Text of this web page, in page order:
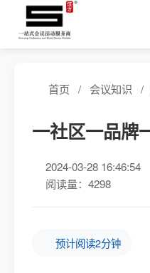
首页 / 会议知识 /
一社区一品牌
2024-03-28 16:46:54
阅读量：4298
预计阅读2分钟